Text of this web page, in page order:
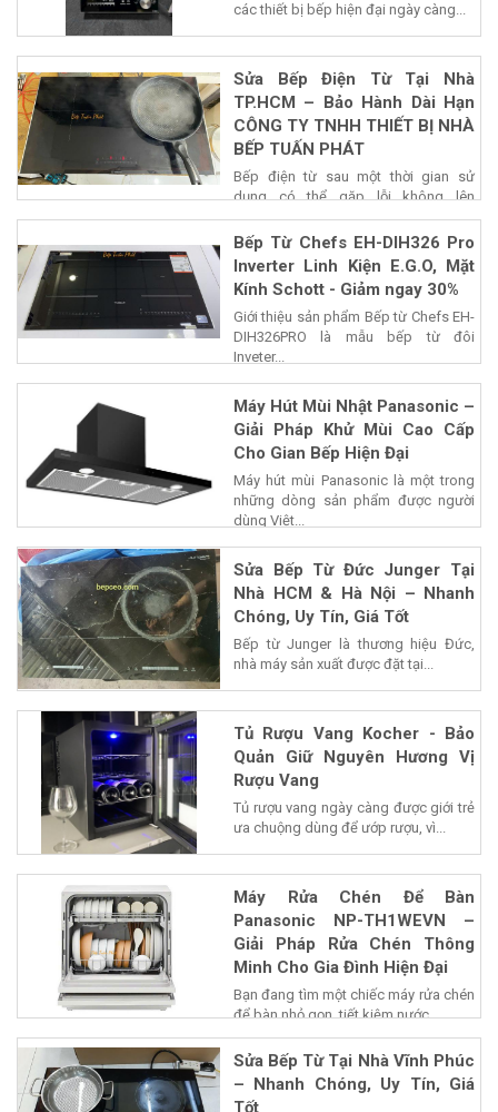
các thiết bị bếp hiện đại ngày càng...
Sửa Bếp Điện Từ Tại Nhà
TP.HCM – Bảo Hành Dài Hạn
CÔNG TY TNHH THIẾT BỊ NHÀ
BẾP TUẤN PHÁT
Bếp điện từ sau một thời gian sử
dụng có thể gặp lỗi không lên
nguồn,...
Bếp Từ Chefs EH-DIH326 Pro
Inverter Linh Kiện E.G.O, Mặt
Kính Schott - Giảm ngay 30%
Giới thiệu sản phẩm Bếp từ Chefs EH-
DIH326PRO là mẫu bếp từ đôi
Inveter...
Máy Hút Mùi Nhật Panasonic –
Giải Pháp Khử Mùi Cao Cấp
Cho Gian Bếp Hiện Đại
Máy hút mùi Panasonic là một trong
những dòng sản phẩm được người
dùng Việt...
Sửa Bếp Từ Đức Junger Tại
Nhà HCM & Hà Nội – Nhanh
Chóng, Uy Tín, Giá Tốt
Bếp từ Junger là thương hiệu Đức,
nhà máy sản xuất được đặt tại...
Tủ Rượu Vang Kocher - Bảo
Quản Giữ Nguyên Hương Vị
Rượu Vang
Tủ rượu vang ngày càng được giới trẻ
ưa chuộng dùng để ướp rượu, vì...
Máy Rửa Chén Để Bàn
Panasonic NP-TH1WEVN –
Giải Pháp Rửa Chén Thông
Minh Cho Gia Đình Hiện Đại
Bạn đang tìm một chiếc máy rửa chén
để bàn nhỏ gọn, tiết kiệm nước...
Sửa Bếp Từ Tại Nhà Vĩnh Phúc
– Nhanh Chóng, Uy Tín, Giá
Tốt